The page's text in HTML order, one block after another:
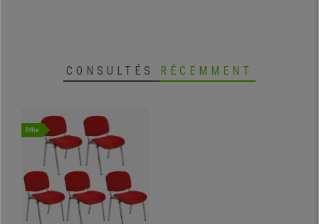
CONSULTÉS RÉCEMMENT
Offre